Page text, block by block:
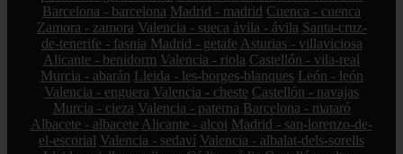
Barcelona - barcelona Madrid - madrid Cuenca - cuenca
Zamora - zamora Valencia - sueca ávila - ávila Santa-cruz-
de-tenerife - fasnia Madrid - getafe Asturias - villaviciosa
Alicante - benidorm Valencia - riola Castellón - vila-real
Murcia - abarán Lleida - les-borges-blanques León - león
Valencia - enguera Valencia - cheste Castellón - navajas
Murcia - cieza Valencia - paterna Barcelona - mataró
Albacete - albacete Alicante - alcoi Madrid - san-lorenzo-de-
el-escorial Valencia - sedaví Valencia - albalat-dels-sorells